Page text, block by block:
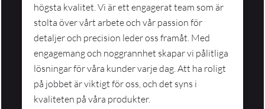
högsta kvalitet. Vi är ett engagerat team som är
stolta över vårt arbete och vår passion för
detaljer och precision leder oss framåt. Med
engagemang och noggrannhet skapar vi pålitliga
lösningar för våra kunder varje dag. Att ha roligt
på jobbet är viktigt för oss, och det syns i
kvaliteten på våra produkter.